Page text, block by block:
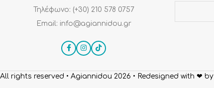
Τηλέφωνο: (+30) 210 578 0757
Email: info@agiannidou.gr
All rights reserved • Agiannidou 2026 • Redesigned with ❤ by